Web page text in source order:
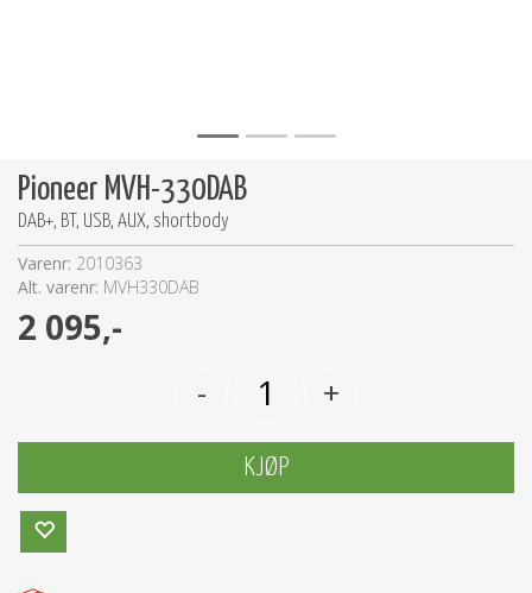
Pioneer MVH-330DAB
DAB+, BT, USB, AUX, shortbody
Varenr: 2010363
Alt. varenr: MVH330DAB
2 095,-
- +
KJØP